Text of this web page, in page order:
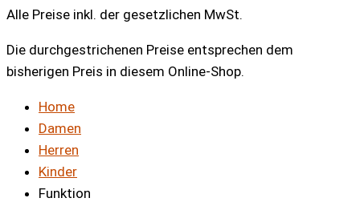
Alle Preise inkl. der gesetzlichen MwSt.
Die durchgestrichenen Preise entsprechen dem
bisherigen Preis in diesem Online-Shop.
Home
Damen
Herren
Kinder
Funktion